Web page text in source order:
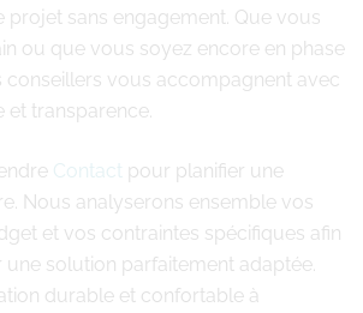
sans engagement. Que vous
ou que vous soyez encore en phase
conseillers vous accompagnent avec
et transparence.
Contact pour planifier une
Nous analyserons ensemble vos
et vos contraintes spécifiques afin
solution parfaitement adaptée.
durable et confortable à